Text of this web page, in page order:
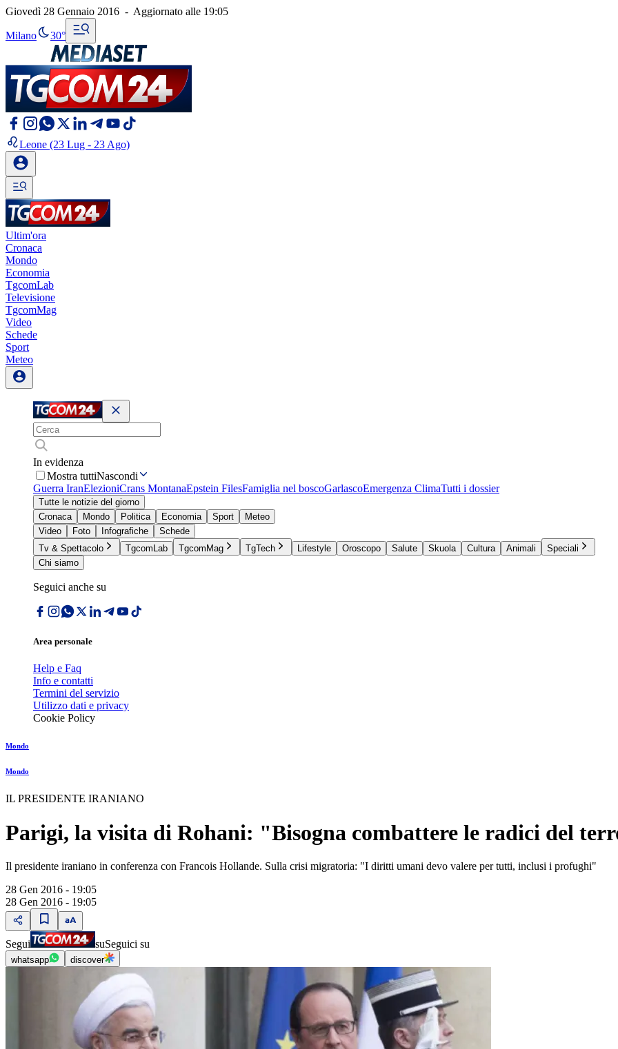
Giovedì 28 Gennaio 2016 - Aggiornato alle 19:05
Milano 30°
Leone (23 Lug - 23 Ago)
Ultim'ora
Cronaca
Mondo
Economia
TgcomLab
Televisione
TgcomMag
Video
Schede
Sport
Meteo
In evidenza
Mostra tuttiNascondi
Guerra IranElezioniCrans MontanaEpstein FilesFamiglia nel boscoGarlascoEmergenza ClimaTutti i dossier
Tutte le notizie del giorno
Cronaca
Mondo Politica Economia Sport
Meteo
Video
Foto Infografiche
Schede
Tv & Spettacolo
TgcomLab TgcomMag TgTech Lifestyle Oroscopo Salute Skuola Cultura Animali
Speciali
Chi siamo
Seguici anche su
Area personale
Help e Faq
Info e contatti
Termini del servizio
Utilizzo dati e privacy
Cookie Policy
Mondo
Mondo
IL PRESIDENTE IRANIANO
Parigi, la visita di Rohani: "Bisogna combattere le radici del
Il presidente iraniano in conferenza con Francois Hollande. Sulla crisi migratoria: "I diritti umani devo valere per tutti, inclusi i profughi"
28 Gen 2016 - 19:05
28 Gen 2016 - 19:05
Segui suSeguici su
whatsapp discover